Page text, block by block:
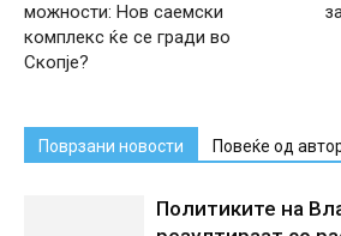
можности: Нов саемски
комплекс ќе се гради во
Скопје?
Поврзани новости Повеќе од
Политиките на